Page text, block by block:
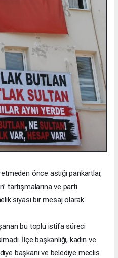
önce astığı pankartlar,
tartışmalarına ve parti
siyasi bir mesaj olarak
bu toplu istifa süreci
İlçe başkanlığı, kadın ve
başkanı ve belediye meclis